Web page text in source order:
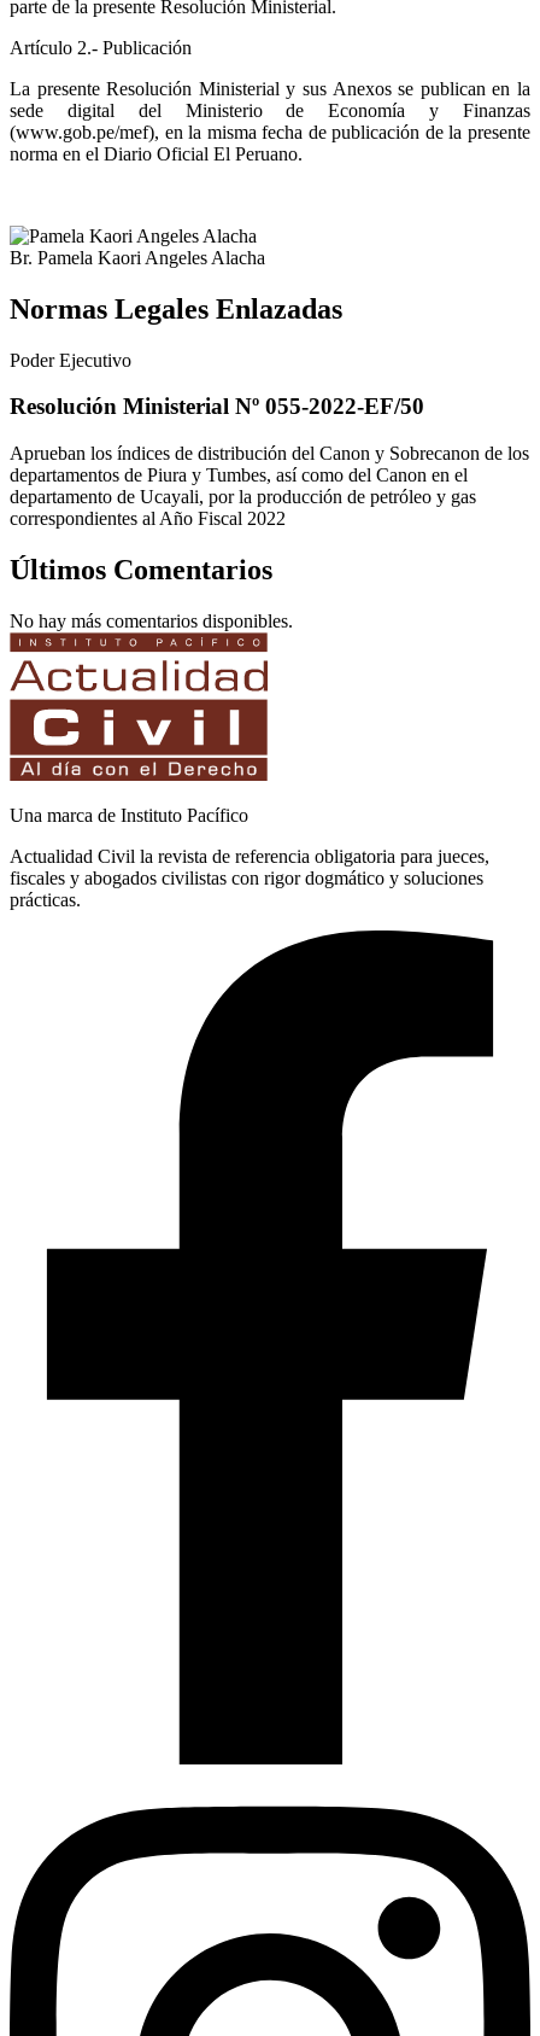
parte de la presente Resolución Ministerial.
Artículo 2.- Publicación
La presente Resolución Ministerial y sus Anexos se publican en la
sede digital del Ministerio de Economía y Finanzas
(www.gob.pe/mef), en la misma fecha de publicación de la presente
norma en el Diario Oficial El Peruano.
Br. Pamela Kaori Angeles Alacha
Normas Legales Enlazadas
Poder Ejecutivo
Resolución Ministerial Nº 055-2022-EF/50
Aprueban los índices de distribución del Canon y Sobrecanon de los
departamentos de Piura y Tumbes, así como del Canon en el
departamento de Ucayali, por la producción de petróleo y gas
correspondientes al Año Fiscal 2022
Últimos Comentarios
No hay más comentarios disponibles.
Una marca de Instituto Pacífico
Actualidad Civil la revista de referencia obligatoria para jueces,
fiscales y abogados civilistas con rigor dogmático y soluciones
prácticas.